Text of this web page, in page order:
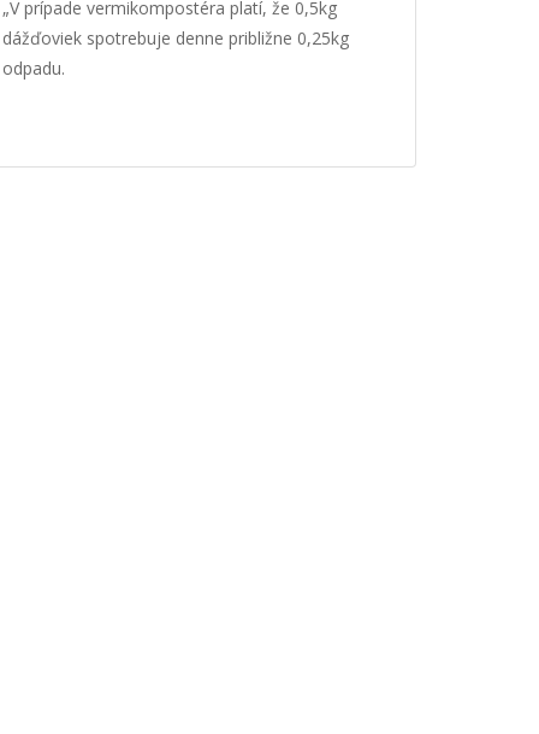
„V prípade vermikompostéra platí, že 0,5kg
dážďoviek spotrebuje denne približne 0,25kg
odpadu.